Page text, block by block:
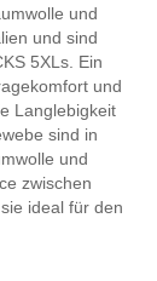
und
und sind
5XLs. Ein
und
Langlebigkeit
sind in
und
zwischen
ideal für den